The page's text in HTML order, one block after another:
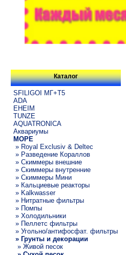
Каталог
SFILIGOI МГ+Т5
ADA
EHEIM
TUNZE
AQUATRONICA
Аквариумы
МОРЕ
» Royal Exclusiv & Deltec
» Разведение Кораллов
» Скиммеры внешние
» Скиммеры внутренние
» Скиммеры Мини
» Кальциевые реакторы
» Kalkwasser
» Нитратные фильтры
» Помпы
» Холодильники
» Пеллетс фильтры
» Угольно/антифосфат. фильтры
» Грунты и декорации
» Живой песок